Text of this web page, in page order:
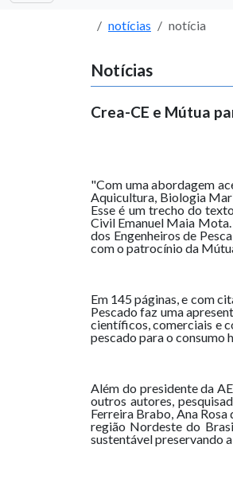
notícias notícia
Notícias
Crea-CE e Mútua
"Com uma abordagem
Aquicultura, Biologia
Esse é um trecho do
Civil Emanuel Maia
dos Engenheiros de
com o patrocínio da
Em 145 páginas, e com
Pescado faz uma
científicos, comerciais e
pescado para o consumo
Além do presidente da
outros autores,
Ferreira Brabo, Ana
região Nordeste do
sustentável preservando